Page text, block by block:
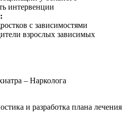
интервенции
с зависимостями
взрослых зависимых
– Нарколога
и разработка плана лечения